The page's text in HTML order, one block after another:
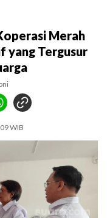
Merah
yang Tergusur
WIB